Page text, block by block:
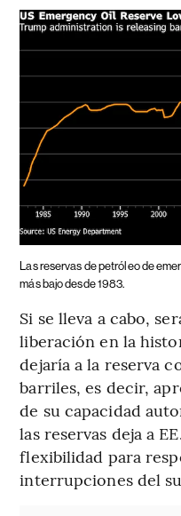
Las reservas de petróleo de
más bajo desde 1983.
Si se lleva a cabo,
liberación en la
dejaría a la reserva
barriles, es decir,
de su capacidad
las reservas deja a
flexibilidad para
interrupciones del